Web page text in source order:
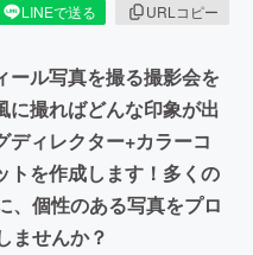
LINEで送る
URLコピー
ール写真を撮る撮影会を
に撮ればどんな印象が出
ィレクター+カラーコ
トを作成します！多くの
、個性のある写真をプロ
ませんか？